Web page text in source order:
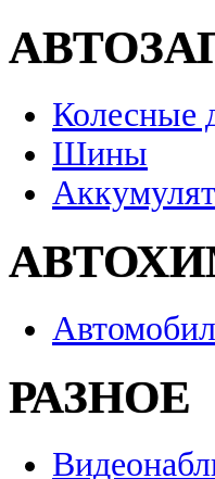
Колесные
Шины
РАЗНОЕ